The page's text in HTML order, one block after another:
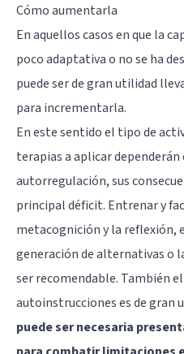
Cómo aumentarla
En aquellos casos en que la
poco adaptativa o no se ha
puede ser de gran utilidad
para incrementarla.
En este sentido el tipo de
terapias a aplicar
autorregulación, sus
principal déficit. Entrenar y
metacognición y la reflexión,
generación de alternativas o
ser recomendable. También
autoinstrucciones es de gran
puede ser necesaria